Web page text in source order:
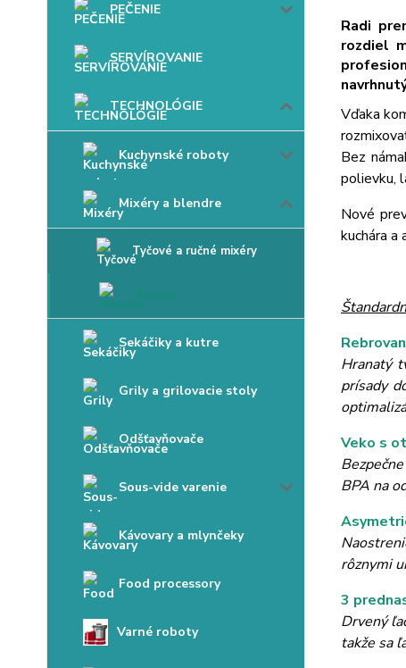
PEČENIE
SERVÍROVANIE
TECHNOLÓGIE
Kuchynské roboty
Mixéry a blendre
Tyčové a ručné mixéry
Sekáčiky a kutre
Grily a grilovacie stoly
Odšťavňovače
Sous-vide varenie
Kávovary a mlynčeky
Food processory
Varné roboty
Radi
rozdiel
Vďaka
Bez
polievku,
Nové
kuchára
Hranatý
prísady
Veko s
BPA na
rôznymi
3
Drvený
takže sa